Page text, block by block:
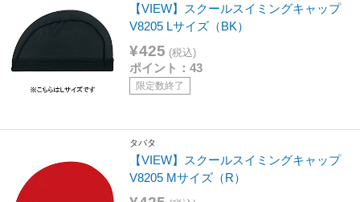
【VIEW】スクールスイミングキャップ
V8205 Lサイズ（BK）
¥425 (税込)
ポイント：43
限定数終了
タバタ
【VIEW】スクールスイミングキャップ
V8205 Mサイズ（R）